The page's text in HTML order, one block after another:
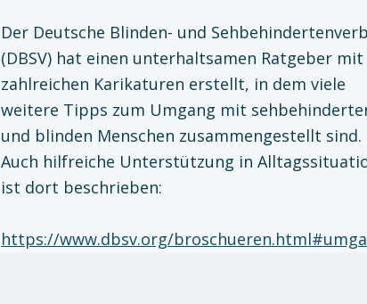
Der Deutsche Blinden- und
(DBSV) hat einen unterhaltsamen Ratgeber mit
zahlreichen Karikaturen erstellt, in dem viele
weitere Tipps zum Umgang mit
und blinden Menschen zusammengestellt sind.
Auch hilfreiche Unterstützung in
ist dort beschrieben:
https://www.dbsv.org/